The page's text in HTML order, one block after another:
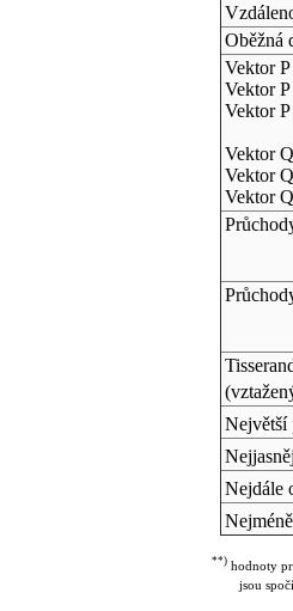
Oběžná
Vektor
Vektor
Vektor
Vektor
Vektor
Vektor
Největší
Nejdále
**) hodnoty
jsou